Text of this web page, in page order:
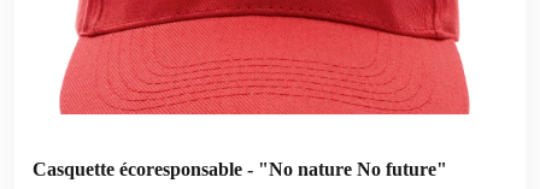
Casquette écoresponsable - "No nature No future"